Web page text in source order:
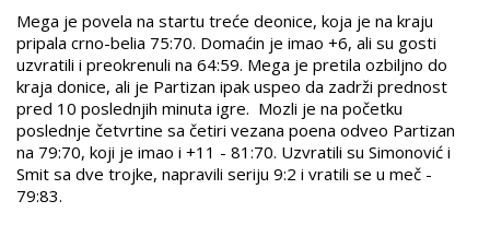
Mega je povela na startu treće deonice, koja je na kraju
pripala crno-belia 75:70. Domaćin je imao +6, ali su gosti
uzvratili i preokrenuli na 64:59. Mega je pretila ozbiljno do
kraja donice, ali je Partizan ipak uspeo da zadrži prednost
pred 10 poslednjih minuta igre. Mozli je na početku
poslednje četvrtine sa četiri vezana poena odveo Partizan
na 79:70, koji je imao i +11 - 81:70. Uzvratili su Simonović i
Smit sa dve trojke, napravili seriju 9:2 i vratili se u meč -
79:83.